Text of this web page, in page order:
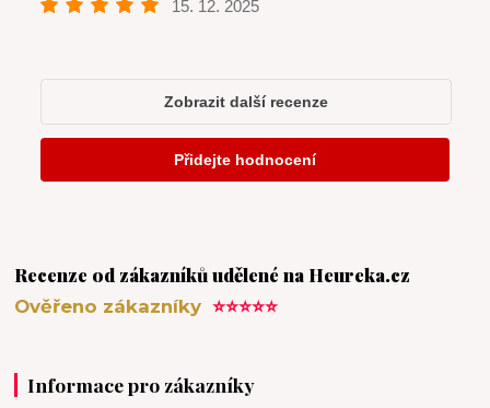
Recenze od zákazníků udělené na Heureka.cz
Ověřeno zákazníky⭐⭐⭐⭐⭐
Informace pro zákazníky